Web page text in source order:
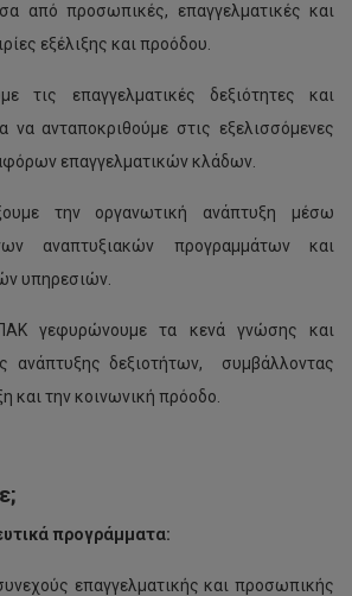
από προσωπικές, επαγγελματικές και
εξέλιξης και προόδου.
τις επαγγελματικές δεξιότητες και
να ανταποκριθούμε στις εξελισσόμενες
επαγγελματικών κλάδων.
την οργανωτική ανάπτυξη μέσω
αναπτυξιακών προγραμμάτων και
υπηρεσιών.
γεφυρώνουμε τα κενά γνώσης και
ανάπτυξης δεξιοτήτων, συμβάλλοντας
και την κοινωνική πρόοδο.
προγράμματα:
επαγγελματικής και προσωπικής